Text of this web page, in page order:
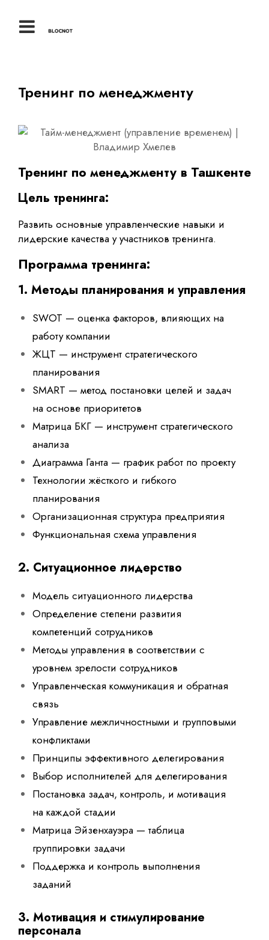
Тренинг по менеджменту
Тренинг по менеджменту в Ташкенте
Цель тренинга:
Развить основные управленческие навыки и
лидерские качества у участников тренинга.
Программа тренинга:
1. Методы планирования и управления
SWOT — оценка факторов, влияющих на
работу компании
ЖЦТ — инструмент стратегического
планирования
SMART — метод постановки целей и задач
на основе приоритетов
Матрица БКГ — инструмент стратегического
анализа
Диаграмма Ганта — график работ по проекту
Технологии жёсткого и гибкого
планирования
Организационная структура предприятия
Функциональная схема управления
2. Ситуационное лидерство
Модель ситуационного лидерства
Определение степени развития
компетенций сотрудников
Методы управления в соответствии с
уровнем зрелости сотрудников
Управленческая коммуникация и обратная
связь
Управление межличностными и групповыми
конфликтами
Принципы эффективного делегирования
Выбор исполнителей для делегирования
Постановка задач, контроль, и мотивация
на каждой стадии
Матрица Эйзенхауэра — таблица
группировки задачи
Поддержка и контроль выполнения
заданий
3. Мотивация и стимулирование
персонала